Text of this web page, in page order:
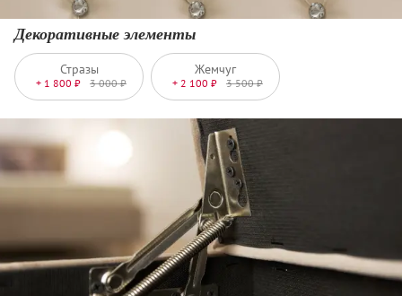
Декоративные элементы
Стразы
+ 1 800 ₽ 3 000 ₽
Жемчуг
+ 2 100 ₽ 3 500 ₽